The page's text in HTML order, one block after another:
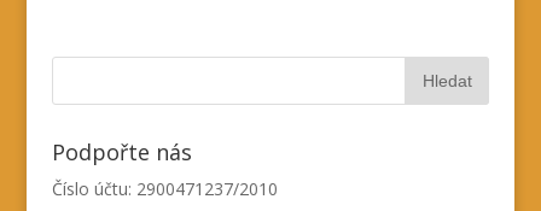
Podpořte nás
Číslo účtu: 2900471237/2010